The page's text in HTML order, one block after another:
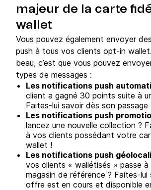
majeur de la carte
wallet
Vous pouvez également envoyer
push à tous vos clients opt-in
beau, c’est que vous pouvez
types de messages :
Les notifications push
client a gagné 30 points suite à
Faites-lui savoir dès son passage
Les notifications push
lancez une nouvelle collection ?
à vos clients possédant votre
wallet !
Les notifications push
vos clients « wallétisés » passe
magasin de référence ? Faites-lui
offre est en cours et disponible